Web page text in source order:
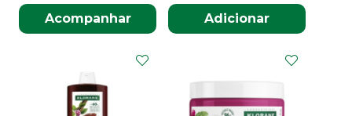
Acompanhar Adicionar